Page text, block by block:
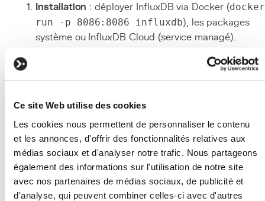
Ce site Web utilise des cookies
Les cookies nous permettent de personnaliser le contenu
et les annonces, d'offrir des fonctionnalités relatives aux
médias sociaux et d'analyser notre trafic. Nous partageons
également des informations sur l'utilisation de notre site
avec nos partenaires de médias sociaux, de publicité et
d'analyse, qui peuvent combiner celles-ci avec d'autres
Installation : déployer InfluxDB via Docker (docker
run -p 8086:8086 influxdb), les packages
système ou InfluxDB Cloud (service managé).
Stack TIG: déployer Telegraf + InfluxDB + Grafana
monitoring complète en quelques minutes. Utiliser
les configurations Telegraf prêtes à l'emploi pour
métriques système et les bases de données.
Design des measurements: concevoir les
measurements en distinguant soigneusement tags
(cardinalité faible, utilisés pour le filtrage) et fields